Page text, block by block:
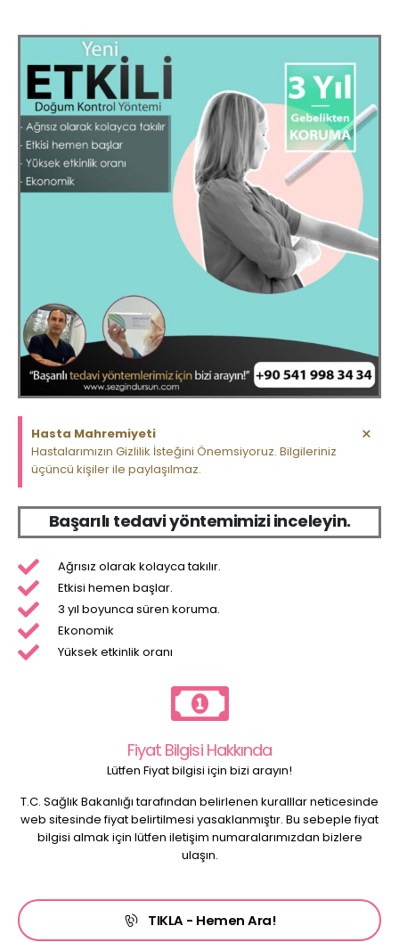
Hasta Mahremiyeti
Hastalarımızın Gizlilik İsteğini Önemsiyoruz. Bilgileriniz
üçüncü kişiler ile paylaşılmaz.
×
Başarılı tedaviyöntemimizi inceleyin.
Ağrısız olarak kolayca takılır.
Etkisi hemen başlar.
3 yıl boyunca süren koruma.
Ekonomik
Yüksek etkinlik oranı
Fiyat Bilgisi Hakkında
Lütfen Fiyat bilgisi için bizi arayın!
T.C. Sağlık Bakanlığı tarafından belirlenen kuralllar neticesinde
web sitesinde fiyat belirtilmesi yasaklanmıştır. Bu sebeple fiyat
bilgisi almak için lütfen iletişim numaralarımızdan bizlere
ulaşın.
TIKLA - Hemen Ara!